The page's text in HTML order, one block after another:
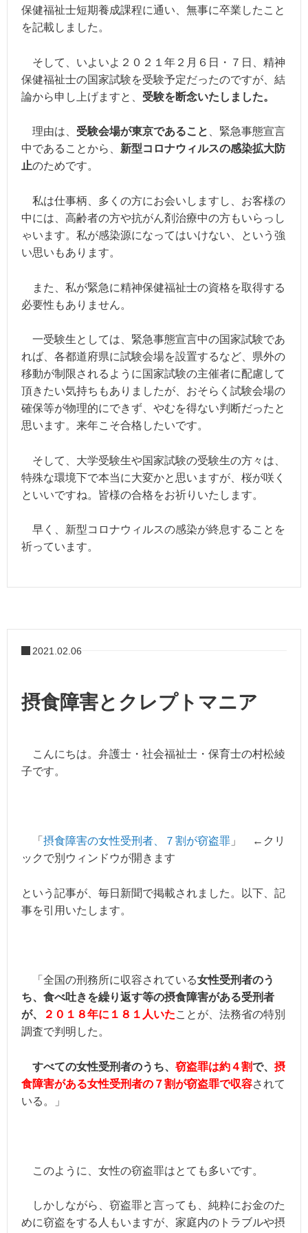
保健福祉士短期養成課程に通い、無事に卒業したこと
を記載しました。
そして、いよいよ２０２１年２月６日・７日、精神
保健福祉士の国家試験を受験予定だったのですが、結
論から申し上げますと、 受験を断念いたしました。
理由は、 受験会場が東京であること
、緊急事態宣言
中であることから、 新型コロナウィルスの感染拡大防
止のためです。
私は仕事柄、多くの方にお会いしますし、お客様の
中には、高齢者の方や抗がん剤治療中の方もいらっし
ゃいます。 私が感染源になってはいけない、という強
い思いもあります。
また、私が緊急に精神保健福祉士の資格を取得する
必要性もありません。
一受験生としては、緊急事態宣言中の国家試験であ
れば、各都道府県に試験会場を設置するなど、県外の
移動が制限されるように国家試験の主催者に配慮して
頂きたい気持ちもありましたが、おそらく試験会場の
確保等が物理的にできず、やむを得ない判断だったと
思います。 来年こそ合格したいです。
そして、大学受験生や国家試験の受験生の方々は、
特殊な環境下で本当に大変かと思いますが、桜が咲く
といいですね。皆様の合格をお祈りいたします。
早く、新型コロナウィルスの感染が終息することを
祈っています。
2021.02.06
摂食障害とクレプトマニア
こんにちは。弁護士・社会福祉士・保育士の村松綾
子です。
「 摂食障害の女性受刑者、７割が窃盗罪 」 ←クリ
ックで別ウィンドウが開きます
という記事が、毎日新聞で掲載されました。
以下、記
事を引用いたします。
「全国の刑務所に収容されている女性受刑者のう
ち、食べ吐きを繰り返す等の摂食障害がある受刑者
が、
２０１８年に１８１人いたことが、法務省の特別
調査で判明した。
すべての女性受刑者のうち、 窃盗罪は約４割で、 摂
食障害がある女性受刑者の７割が窃盗罪で収容されて
いる。」
このように、女性の窃盗罪はとても多いです。
しかしながら、窃盗罪と言っても、純粋にお金のた
めに窃盗をする人もいますが、 家庭内のトラブルや摂